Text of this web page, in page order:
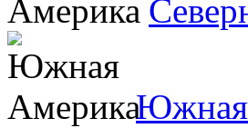
Южная